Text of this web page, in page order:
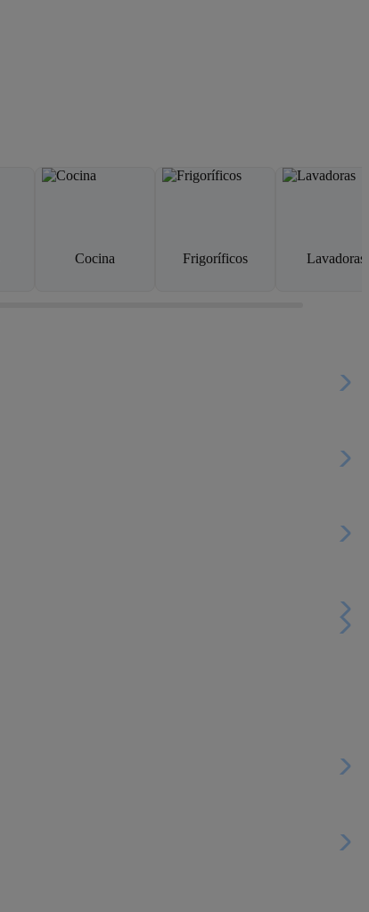
Cocina Frigoríficos Lavadoras